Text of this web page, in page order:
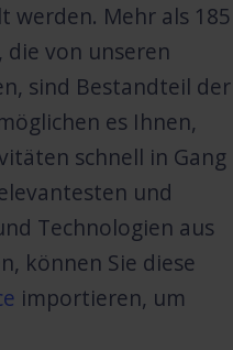
werden. Mehr als 185
die von unseren
sind Bestandteil der
es Ihnen,
schnell in Gang
und
Technologien aus
können Sie diese
importieren, um